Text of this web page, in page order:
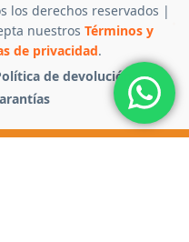
los derechos reservados |
nuestros Términos y
de privacidad.
de devolución